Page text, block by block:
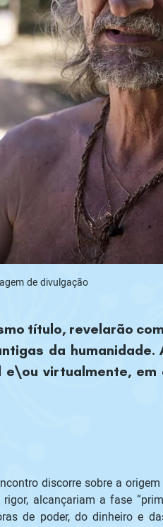
de divulgação
título, revelarão
da
virtualmente, em
discorre sobre a
alcançariam a fase
de poder, do dinheiro e